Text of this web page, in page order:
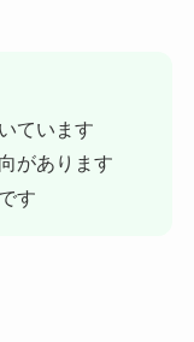
ています
があります
す